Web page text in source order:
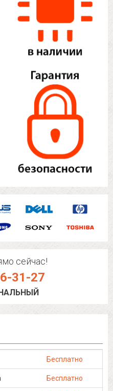
сейчас!
31-27
Бесплатно
Бесплатно